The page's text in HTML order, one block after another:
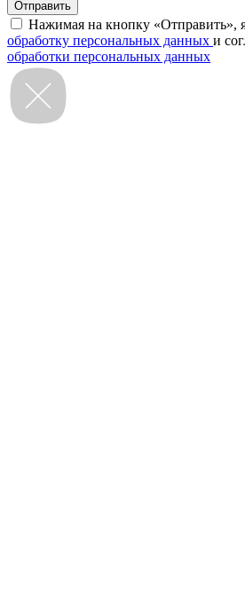
Нажимая на кнопку «Отправить»,
обработку персональных данных и
обработки персональных данных